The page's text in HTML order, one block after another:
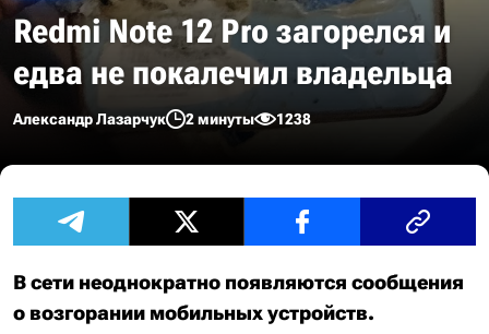
Redmi Note 12 Pro загорелся и
едва не покалечил владельца
Александр Лазарчук 2 минуты 1238
В сети неоднократно появляются сообщения
о возгорании мобильных устройств.